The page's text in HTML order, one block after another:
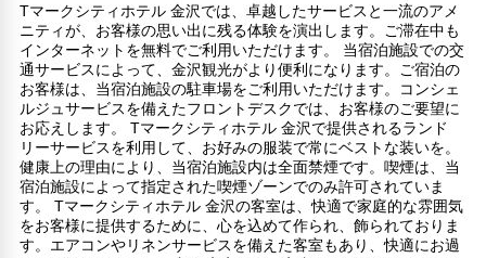
Tマークシティホテル 金沢では、卓越したサービスと一流のアメ
ニティが、お客様の思い出に残る体験を演出します。ご滞在中も
インターネットを無料でご利用いただけます。 当宿泊施設での交
通サービスによって、金沢観光がより便利になります。ご宿泊の
お客様は、当宿泊施設の駐車場をご利用いただけます。コンシェ
ルジュサービスを備えたフロントデスクでは、お客様のご要望に
お応えします。 Tマークシティホテル 金沢で提供されるランド
リーサービスを利用して、お好みの服装で常にベストな装いを。
健康上の理由により、当宿泊施設内は全面禁煙です。喫煙は、当
宿泊施設によって指定された喫煙ゾーンでのみ許可されていま
す。 Tマークシティホテル 金沢の客室は、快適で家庭的な雰囲気
をお客様に提供するために、心を込めて作られ、飾られておりま
す。エアコンやリネンサービスを備えた客室もあり、快適にお過